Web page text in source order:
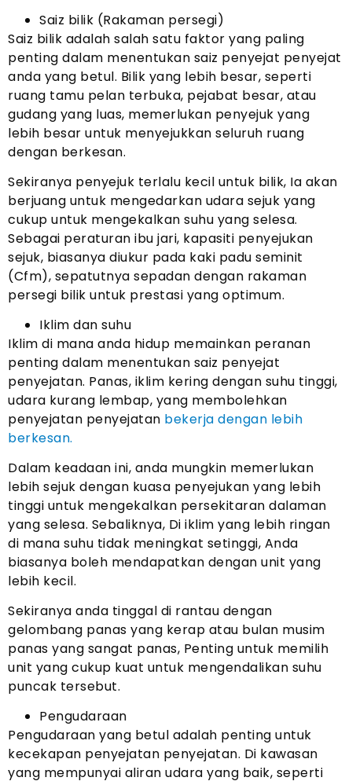
Saiz bilik (Rakaman persegi)
Saiz bilik adalah salah satu faktor yang paling
penting dalam menentukan saiz penyejat penyejat
anda yang betul. Bilik yang lebih besar, seperti
ruang tamu pelan terbuka, pejabat besar, atau
gudang yang luas, memerlukan penyejuk yang
lebih besar untuk menyejukkan seluruh ruang
dengan berkesan.
Sekiranya penyejuk terlalu kecil untuk bilik, Ia akan
berjuang untuk mengedarkan udara sejuk yang
cukup untuk mengekalkan suhu yang selesa.
Sebagai peraturan ibu jari, kapasiti penyejukan
sejuk, biasanya diukur pada kaki padu seminit
(Cfm), sepatutnya sepadan dengan rakaman
persegi bilik untuk prestasi yang optimum.
Iklim dan suhu
Iklim di mana anda hidup memainkan peranan
penting dalam menentukan saiz penyejat
penyejatan. Panas, iklim kering dengan suhu tinggi,
udara kurang lembap, yang membolehkan
penyejatan penyejatan bekerja dengan lebih
berkesan.
Dalam keadaan ini, anda mungkin memerlukan
lebih sejuk dengan kuasa penyejukan yang lebih
tinggi untuk mengekalkan persekitaran dalaman
yang selesa. Sebaliknya, Di iklim yang lebih ringan
di mana suhu tidak meningkat setinggi, Anda
biasanya boleh mendapatkan dengan unit yang
lebih kecil.
Sekiranya anda tinggal di rantau dengan
gelombang panas yang kerap atau bulan musim
panas yang sangat panas, Penting untuk memilih
unit yang cukup kuat untuk mengendalikan suhu
puncak tersebut.
Pengudaraan
Pengudaraan yang betul adalah penting untuk
kecekapan penyejatan penyejatan. Di kawasan
yang mempunyai aliran udara yang baik, seperti